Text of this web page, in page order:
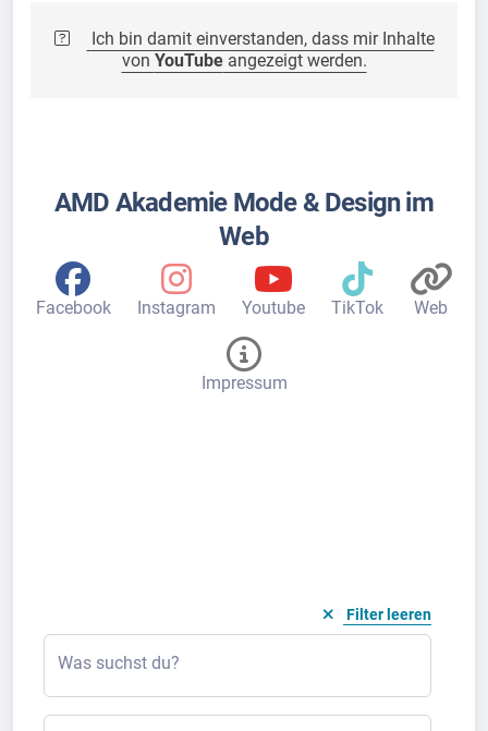
Ich bin damit einverstanden, dass mir Inhalte
von YouTubeangezeigt werden.
AMD Akademie Mode & Design im
Web
Facebook Instagram Youtube TikTok Web
Impressum
Filter leeren
Was suchst du?